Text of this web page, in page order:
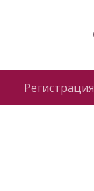
Регистрация